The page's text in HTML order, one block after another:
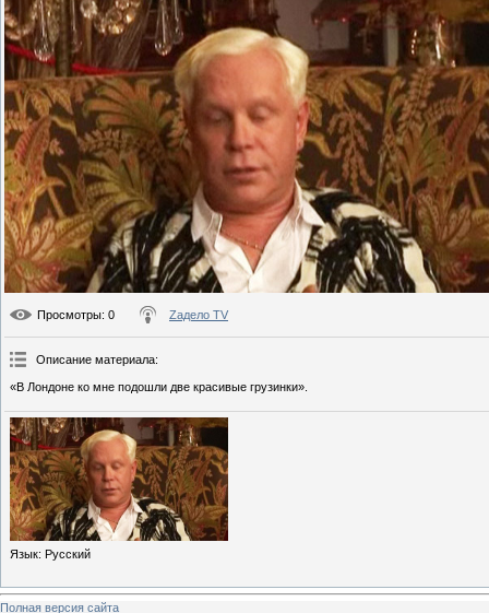
Просмотры: 0 Zадело TV
Описание материала:
«В Лондоне ко мне подошли две красивые грузинки».
Язык: Русский
Полная версия сайта